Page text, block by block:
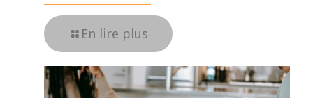
En lire plus